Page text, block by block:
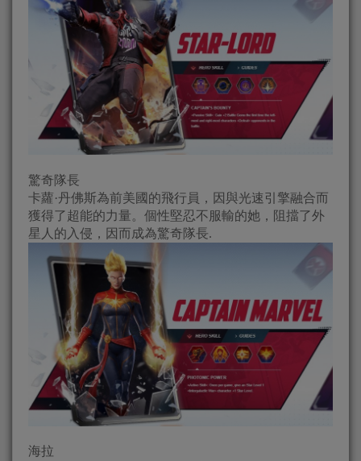
驚奇隊長
卡蘿·丹佛斯為前美國的飛行員，因與光速引擎融合而
獲得了超能的力量。個性堅忍不服輸的她，阻擋了外
星人的入侵，因而成為驚奇隊長.
海拉